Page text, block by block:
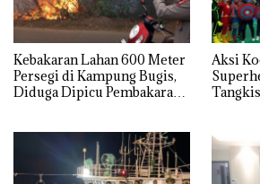
Kebakaran Lahan 600 Meter
Persegi di Kampung Bugis,
Diduga Dipicu Pembakaran
Aksi